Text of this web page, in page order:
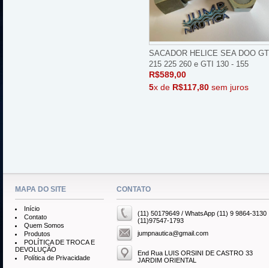
SACADOR HELICE SEA DOO
215 225 260 e GTI 130 - 155
R$589,00
5x de R$117,80 sem juros
MAPA DO SITE
Início
Contato
Quem Somos
Produtos
POLÍTICA DE TROCA E
DEVOLUÇÃO
Política de Privacidade
CONTATO
(11) 50179649 / WhatsApp (11) 9 9864-3130
(11)97547-1793
jumpnautica@gmail.com
End Rua LUIS ORSINI DE CASTRO 33
JARDIM ORIENTAL